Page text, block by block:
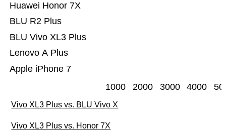
Apple iPhone 7
Lenovo A Plus
BLU Vivo XL3 Plus
BLU R2 Plus
Huawei Honor 7X
1000 2000 3000 4000
Vivo XL3 Plus vs. BLU Vivo X
Vivo XL3 Plus vs. Honor 7X